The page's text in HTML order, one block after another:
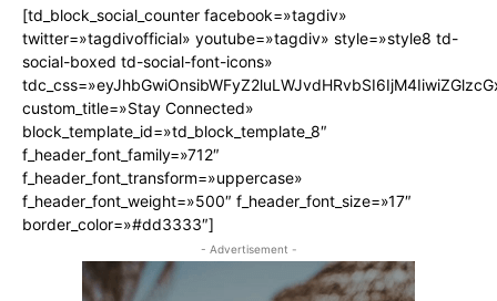
[td_block_social_counter facebook=»tagdiv»
twitter=»tagdivofficial» youtube=»tagdiv» style=»style8 td-
social-boxed td-social-font-icons»
custom_title=»Stay Connected»
block_template_id=»td_block_template_8″
f_header_font_family=»712″
f_header_font_transform=»uppercase»
f_header_font_weight=»500″ f_header_font_size=»17″
border_color=»#dd3333″]
- Advertisement -